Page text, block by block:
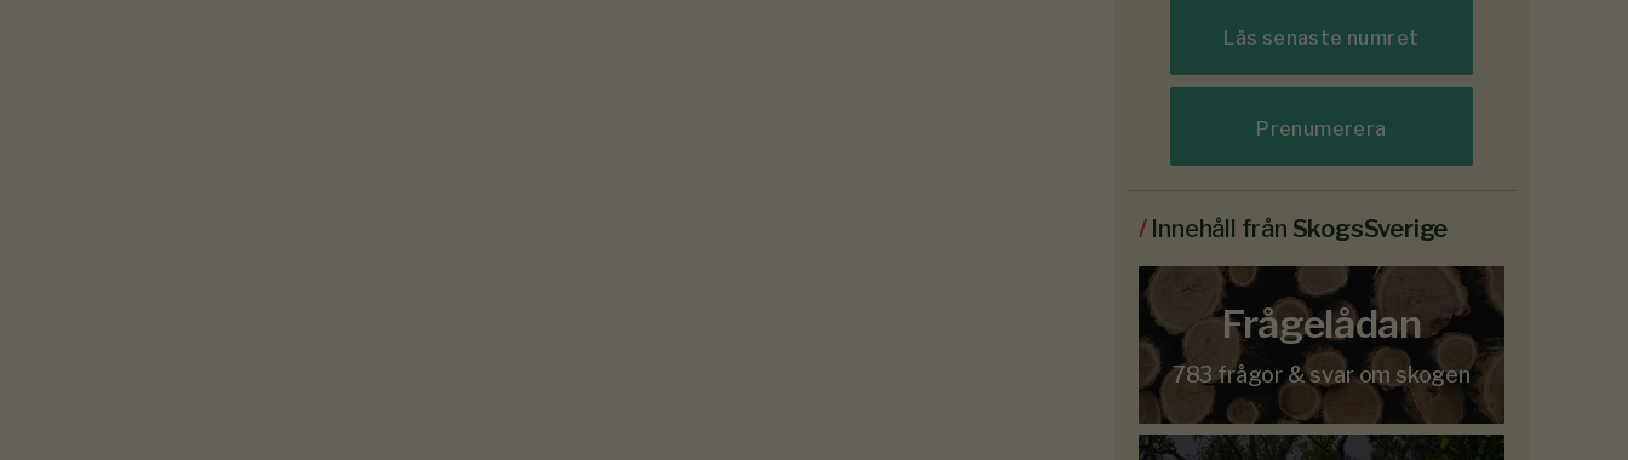
Läs senaste numret
Prenumerera
/ Innehåll från SkogsSverige
Frågelådan
783 frågor & svar om skogen